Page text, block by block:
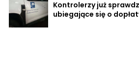
Kontrolerzy już
ubiegające się o